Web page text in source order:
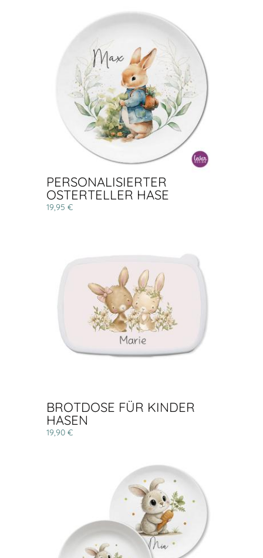
PERSONALISIERTER
OSTERTELLER HASE
19,95 €
BROTDOSE FÜR KINDER
HASEN
19,90 €